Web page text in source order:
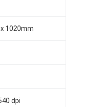
1020mm
dpi